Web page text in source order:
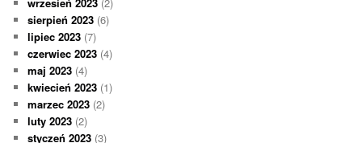
sierpień 2023 (6)
lipiec 2023 (7)
czerwiec 2023 (4)
maj 2023 (4)
kwiecień 2023 (1)
marzec 2023 (2)
luty 2023 (2)
styczeń 2023 (3)